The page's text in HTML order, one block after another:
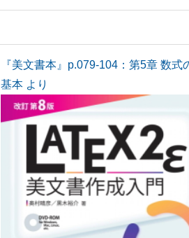
『美文書本』p.079-104：第5章 数式
基本 より